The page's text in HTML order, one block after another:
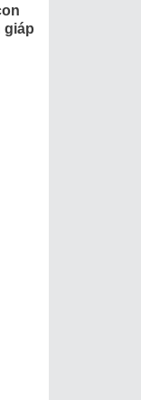
giáp